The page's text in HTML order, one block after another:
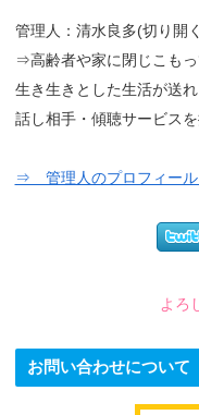
管理人：清水良多(切り開
⇒高齢者や家に閉じこも
生き生きとした生活が送
話し相手・傾聴サービスを
⇒ 管理人のプロフィール
よろ
お問い合わせについて